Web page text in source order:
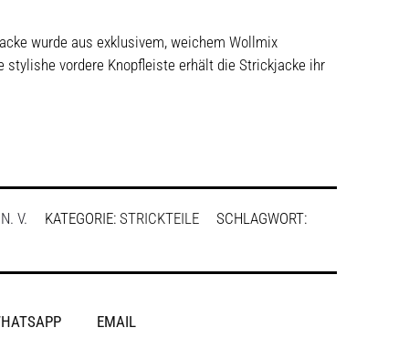
wurde aus exklusivem, weichem Wollmix
stylishe vordere Knopfleiste erhält die Strickjacke ihr
N. V. KATEGORIE: STRICKTEILE
SCHLAGWORT:
EMAIL